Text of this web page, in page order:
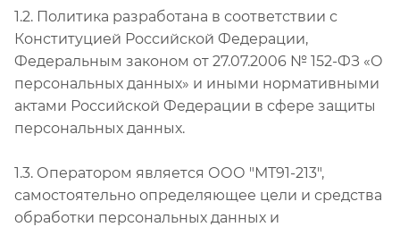
1.2. Политика разработана в соответствии с
Конституцией Российской Федерации,
Федеральным законом от 27.07.2006 № 152-ФЗ «О
персональных данных» и иными нормативными
актами Российской Федерации в сфере защиты
персональных данных.
1.3. Оператором является ООО "МТ91-213",
самостоятельно определяющее цели и средства
обработки персональных данных и